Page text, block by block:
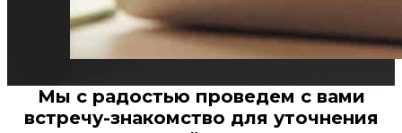
Мы с радостью проведем с вами
встречу-знакомство для уточнения